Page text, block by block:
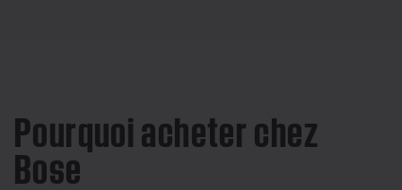
Pourquoi acheter chez
Bose